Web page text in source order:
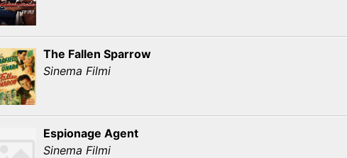
The Fallen Sparrow
Sinema Filmi
Espionage Agent
Sinema Filmi